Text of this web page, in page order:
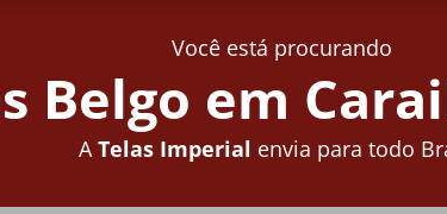
Você está procurando
Belgo em
ATelas Imperial envia para todo